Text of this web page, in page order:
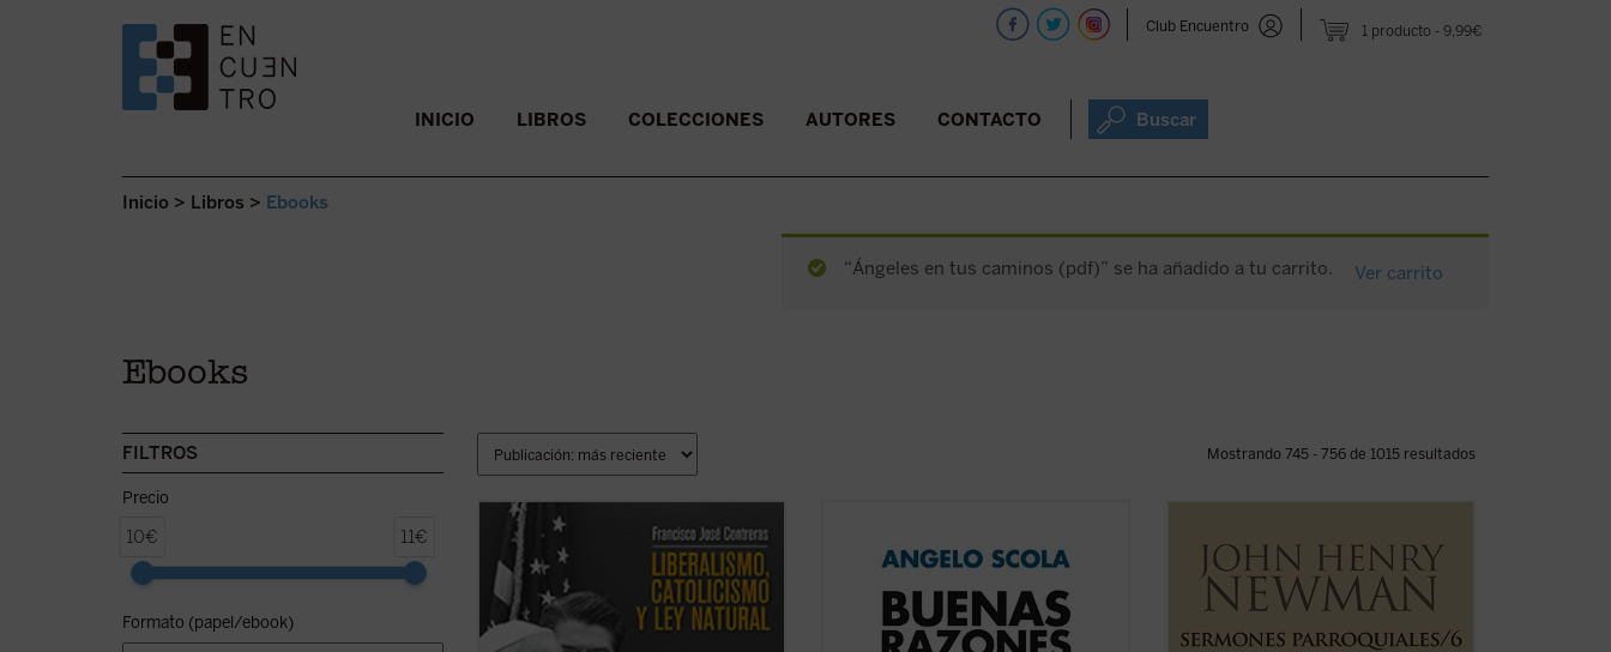
1 producto 9,99€
Club Encuentro
SALTAR AL CONTENIDO. INICIO LIBROS COLECCIONES AUTORES CONTACTO Buscar
Inicio > Libros > Ebooks
“Ángeles en tus caminos (pdf)” se ha añadido a tu carrito. Ver carrito
Ebooks
FILTROS
Precio
10€ 11€
Formato (papel/ebook)
Mostrando 745 - 756 de 1015 resultados
El modelo político liberal ---caracterizado
por el gobierno limitado, los derechos
humanos y el libre mercado--- permitió a
Occidente construir a partir de 1800 las
sociedades más habitables de la historia.
El cristianismo jugó un papel ...
11 de septiembre de 2001. Más del doble
Berlín, mientras que desde finales del
2008 estamos inmersos en una crisis
económica y financiera cuyo desenlace
Sermones Parroquiales fueron
predicados a lo largo de seis años, entre
1836 y el decisivo 1841. La impresión es
equilibrio los veinticinco sermones de